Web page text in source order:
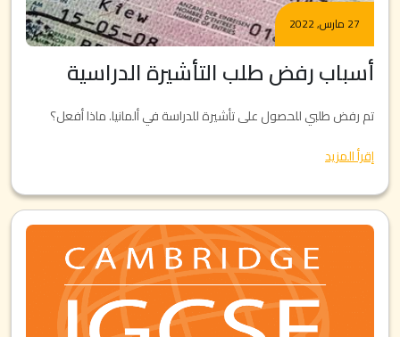
27 مارس, 2022
أسباب رفض طلب التأشيرة الدراسية
تم رفض طلبي للحصول على تأشيرة للدراسة في ألمانيا. ماذا أفعل؟
إقرأ المزيد